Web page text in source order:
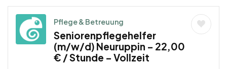
Pflege & Betreuung
Seniorenpflegehelfer
(m/w/d) Neuruppin – 22,00
€ / Stunde – Vollzeit